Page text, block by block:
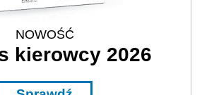
NOWOŚĆ
kierowcy 2026